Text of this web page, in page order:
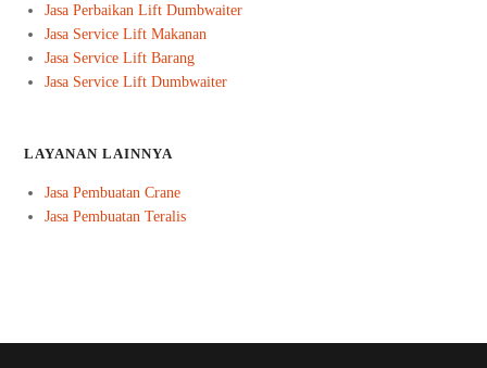
Jasa Perbaikan Lift Dumbwaiter
Jasa Service Lift Makanan
Jasa Service Lift Barang
Jasa Service Lift Dumbwaiter
LAYANAN LAINNYA
Jasa Pembuatan Crane
Jasa Pembuatan Teralis